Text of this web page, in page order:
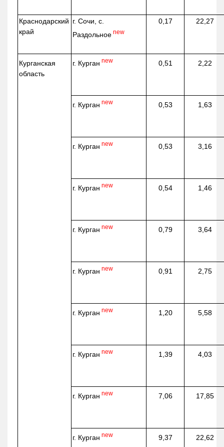
Краснодарский
край
г. Сочи, с.
Раздольное new
0,17 22,27
Курганская
область
г. Курган new 0,51 2,22
г. Курган new 0,53 1,63
г. Курган new 0,53 3,16
г. Курган new 0,54 1,46
г. Курган new 0,79 3,64
г. Курган new 0,91 2,75
г. Курган new 1,20 5,58
г. Курган new 1,39 4,03
г. Курган new 7,06 17,85
г. Курган new 9,37 22,62